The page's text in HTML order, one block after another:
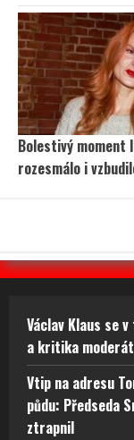
Bolestivý moment
rozesmálo i
Václav Klaus se
a kritika
Vtip na adresu
půdu: Předseda
ztrapnil